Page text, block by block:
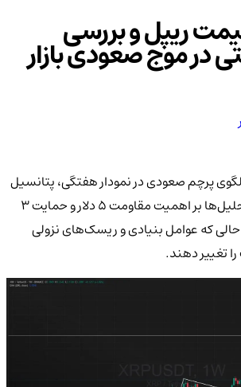
ریپل و بررسی
در موج صعودی بازار
پرچم صعودی در نمودار هفتگی، پتانسیل
رشد تا ۱۱ دلار را دارد. تحلیل‌ها بر اهمیت مقاومت ۵ دلار و حمایت ۳
حالی که عوامل بنیادی و ریسک‌های نزولی
تغییر دهند.